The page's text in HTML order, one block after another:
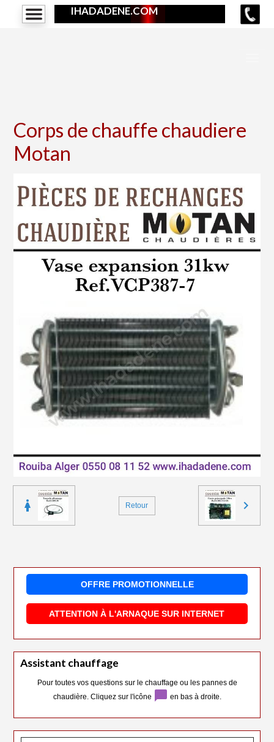
IHADADENE.COM
Corps de chauffe chaudiere
Motan
Retour
OFFRE PROMOTIONNELLE
ATTENTION À L'ARNAQUE SUR INTERNET
Assistant chauffage
Pour toutes vos questions sur le chauffage ou les pannes de
chaudière. Cliquez sur l'icône
chat_bubble en bas à droite.